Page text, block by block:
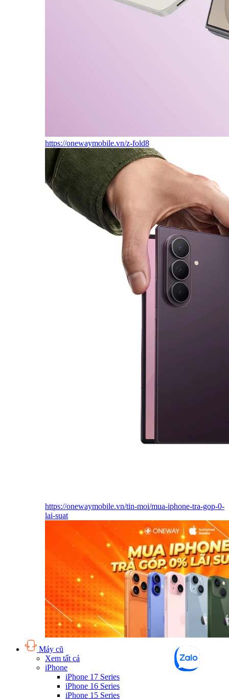
https://onewaymobile.vn/z-fold8
https://onewaymobile.vn/tin-moi/mua-iphone-tra-gop-0-
lai-suat
Máy cũ
Xem tất cả
iPhone
iPhone 17 Series
iPhone 16 Series
iPhone 15 Series